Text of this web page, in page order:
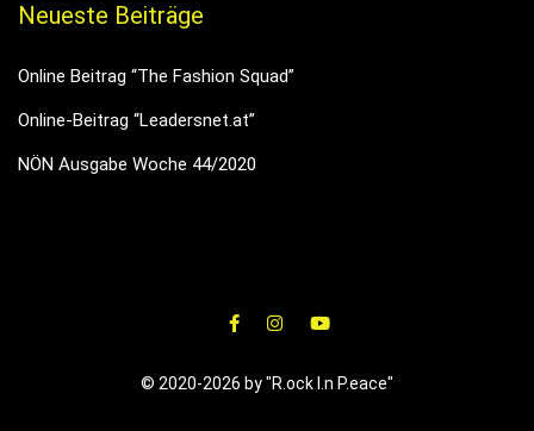
Neueste Beiträge
Online Beitrag “The Fashion Squad”
Online-Beitrag “Leadersnet.at”
NÖN Ausgabe Woche 44/2020
© 2020-2026 by "R.ock I.n P.eace"